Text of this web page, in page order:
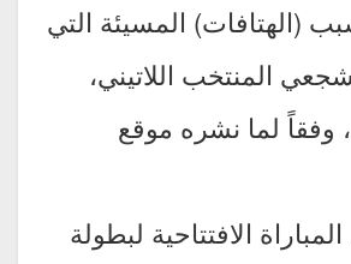
(الهتافات) المسيئة التي
المنتخب اللاتيني،
وفقاً لما نشره موقع
الافتتاحية لبطولة